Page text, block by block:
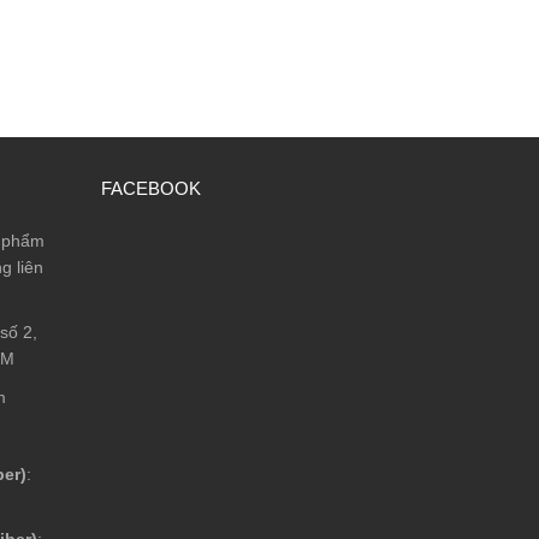
liên
2,
:
FACEBOOK